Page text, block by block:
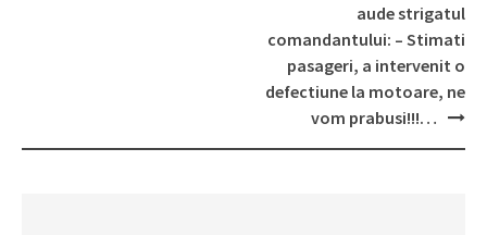
aude strigatul
comandantului: – Stimati
pasageri, a intervenit o
defectiune la motoare, ne
vom prabusi!!!…